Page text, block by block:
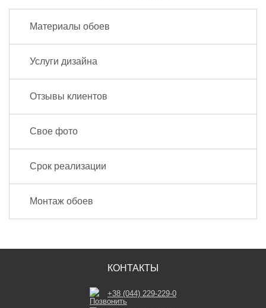
Материалы обоев
Услуги дизайна
Отзывы клиентов
Свое фото
Срок реализации
Монтаж обоев
КОНТАКТЫ
+38 (044) 229-229-0